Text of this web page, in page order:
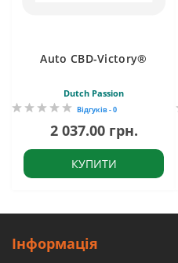
Auto CBD-Victory®
Dutch Passion
Відгуків - 0
2 037.00 грн.
КУПИТИ
Інформація